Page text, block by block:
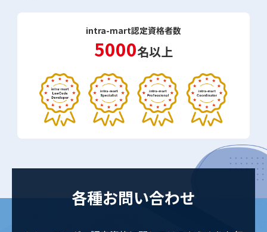
intra-mart認定資格者数
5000名以上
各種お問い合わせ